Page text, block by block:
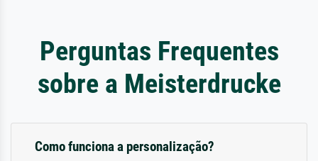
Perguntas Frequentes
sobre a Meisterdrucke
Como funciona a personalização?